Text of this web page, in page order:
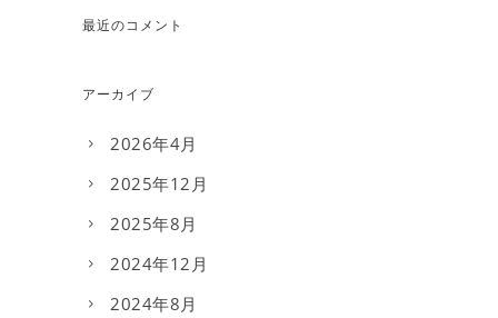
最近のコメント
アーカイブ
2026年4月
2025年12月
2025年8月
2024年12月
2024年8月